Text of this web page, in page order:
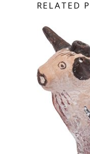
RELATED